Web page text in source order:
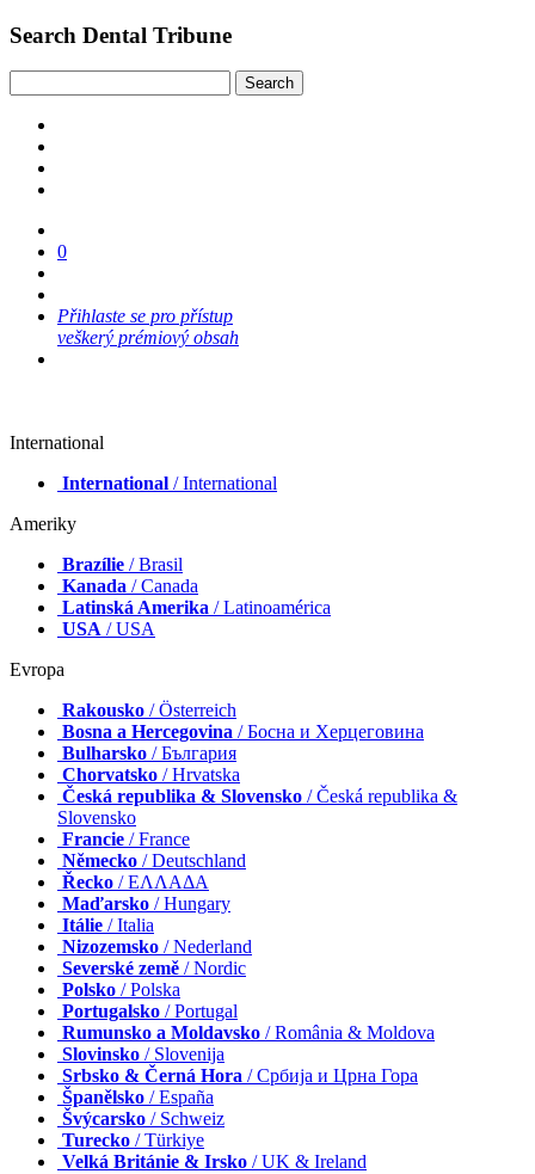
Search Dental Tribune
0
Přihlaste se pro přístup
veškerý prémiový obsah
International
International / International
Ameriky
Brazílie / Brasil
Kanada / Canada
Latinská Amerika / Latinoamérica
USA / USA
Evropa
Rakousko / Österreich
Bosna a Hercegovina / Босна и Херцеговина
Bulharsko / България
Chorvatsko / Hrvatska
Česká republika & Slovensko / Česká republika &
Slovensko
Francie / France
Německo / Deutschland
Řecko / ΕΛΛΑΔΑ
Maďarsko / Hungary
Itálie / Italia
Nizozemsko / Nederland
Severské země / Nordic
Polsko / Polska
Portugalsko / Portugal
Rumunsko a Moldavsko / România & Moldova
Slovinsko / Slovenija
Srbsko & Černá Hora / Србија и Црна Гора
Španělsko / España
Švýcarsko / Schweiz
Turecko / Türkiye
Velká Británie & Irsko / UK & Ireland